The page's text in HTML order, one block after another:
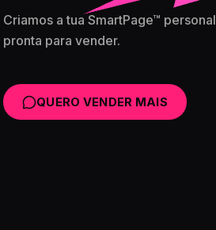
Criamos a tua SmartPage™
pronta para vender.
QUERO VENDER MAIS